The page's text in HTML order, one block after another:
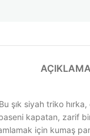
AÇIKLAMA
şık siyah triko
kapatan, zarif
için kumaş